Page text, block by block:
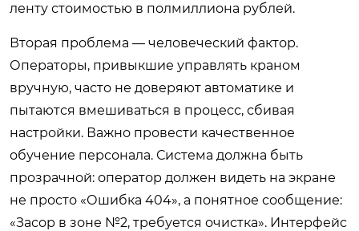
ленту стоимостью в полмиллиона рублей.
Вторая проблема — человеческий фактор.
Операторы, привыкшие управлять краном
вручную, часто не доверяют автоматике и
пытаются вмешиваться в процесс, сбивая
настройки. Важно провести качественное
обучение персонала. Система должна быть
прозрачной: оператор должен видеть на экране
не просто «Ошибка 404», а понятное сообщение:
«Засор в зоне №2, требуется очистка». Интерфейс